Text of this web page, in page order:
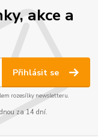
akce a
Přihlásit se
rozesílky newsletteru.
za 14 dní.